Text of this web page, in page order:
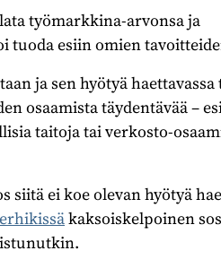
työmarkkina-arvonsa ja
esiin omien
ja sen hyötyä haettavassa
osaamista täydentävää –
taitoja tai verkosto-
ei koe olevan hyötyä
kaksoiskelpoinen